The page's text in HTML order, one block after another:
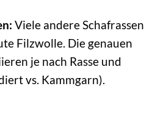
Viele andere Schafrassen
Filzwolle. Die genauen
je nach Rasse und
vs. Kammgarn).